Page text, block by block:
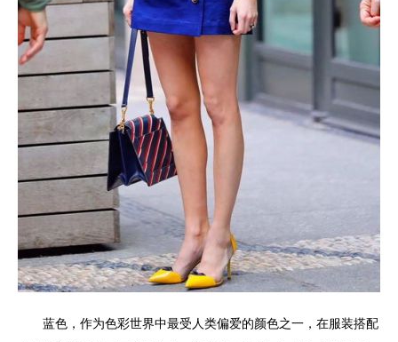
蓝色，作为色彩世界中最受人类偏爱的颜色之一，在服装搭配